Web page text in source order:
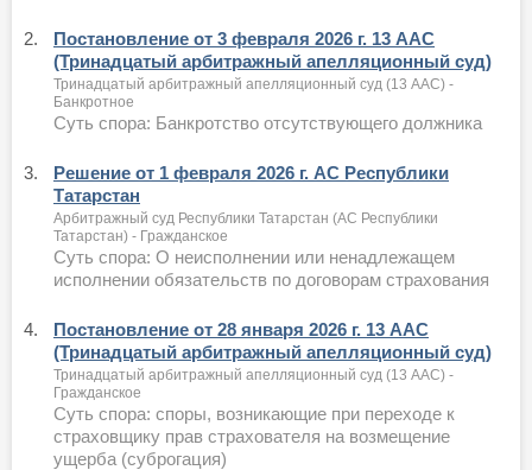
2.
Постановление от 3 февраля 2026 г. 13 ААС
(Тринадцатый арбитражный апелляционный суд)
Тринадцатый арбитражный апелляционный суд (13 ААС) -
Банкротное
Суть спора: Банкротство отсутствующего должника
3.
Решение от 1 февраля 2026 г. АС Республики
Татарстан
Арбитражный суд Республики Татарстан (АС Республики
Татарстан) - Гражданское
Суть спора: О неисполнении или ненадлежащем
исполнении обязательств по договорам страхования
4.
Постановление от 28 января 2026 г. 13 ААС
(Тринадцатый арбитражный апелляционный суд)
Тринадцатый арбитражный апелляционный суд (13 ААС) -
Гражданское
Суть спора: споры, возникающие при переходе к
страховщику прав страхователя на возмещение
ущерба (суброгация)